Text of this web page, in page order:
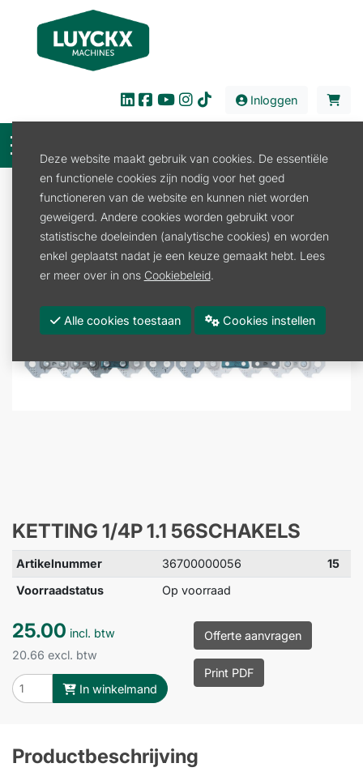
Inloggen
Tuin en Park
Kettingzaag
KETTING 1/4P 1.1 56SCHAKELS
KETTING 1/4P 1.1 56SCHAKELS
Artikelnummer 36700000056
15
Voorraadstatus
Op voorraad
25.00 incl. btw
20.66 excl. btw
In winkelmand
Offerte aanvragen
Print PDF
Productbeschrijving
Deze website maakt gebruik van cookies. De essentiële
en functionele cookies zijn nodig voor het goed
functioneren van de website en kunnen niet worden
geweigerd. Andere cookies worden gebruikt voor
statistische doeleinden (analytische cookies) en worden
enkel geplaatst nadat je een keuze gemaakt hebt. Lees
er meer over in ons Cookiebeleid.
Alle cookies toestaan Cookies instellen